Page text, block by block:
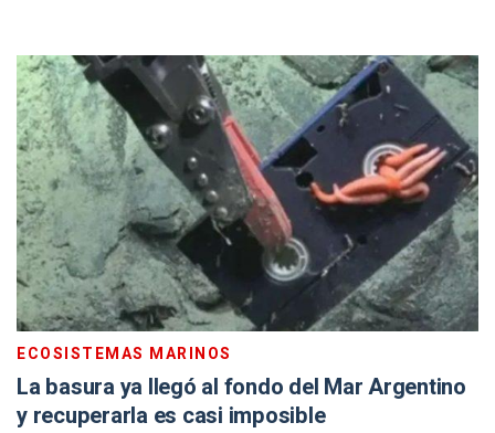
ECOSISTEMAS MARINOS
La basura ya llegó al fondo del Mar Argentino
y recuperarla es casi imposible